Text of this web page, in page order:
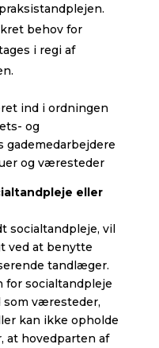
behov for
i regi af
ind i ordningen
og
og væresteder
eller
socialtandpleje, vil
ved at benytte
tandlæger.
for socialtandpleje
væresteder,
kan ikke opholde
at hovedparten af